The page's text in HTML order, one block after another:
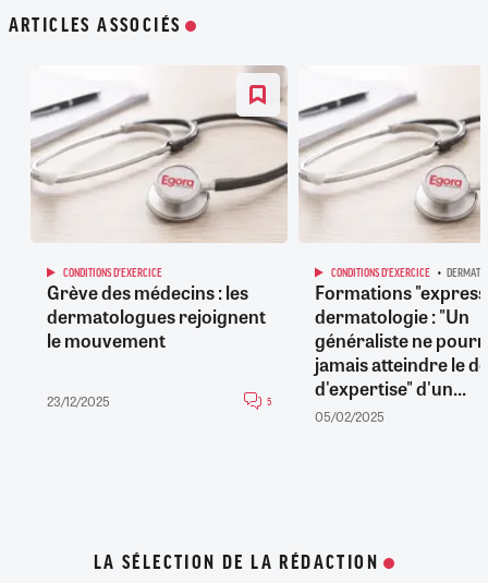
ARTICLES ASSOCIÉS
CONDITIONS D'EXERCICE
Grève des médecins : les
dermatologues rejoignent
le mouvement
23/12/2025 5
CONDITIONS D'EXERCICE
Formations
dermatologie : "Un
généraliste ne
jamais atteindre le
d'expertise" d'un...
05/02/2025
LA SÉLECTION DE LA RÉDACTION